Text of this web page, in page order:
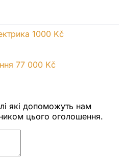
1000 Kč
77 000 Kč
які допоможуть нам
цього оголошення.